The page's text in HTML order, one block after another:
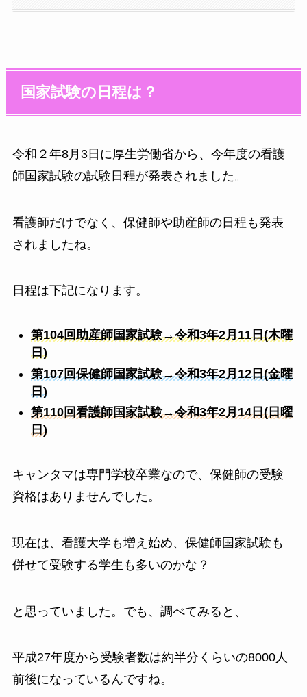
国家試験の日程は？
令和２年8月3日に厚生労働省から、今年度の看護
師国家試験の試験日程が発表されました。
看護師だけでなく、保健師や助産師の日程も発表
されましたね。
日程は下記になります。
第104回助産師国家試験→令和3年2月11日(木曜
日)
第107回保健師国家試験→令和3年2月12日(金曜
日)
第110回看護師国家試験→令和3年2月14日(日曜
日)
キャンタマは専門学校卒業なので、保健師の受験
資格はありませんでした。
現在は、看護大学も増え始め、保健師国家試験も
併せて受験する学生も多いのかな？
と思っていました。でも、調べてみると、
平成27年度から受験者数は約半分くらいの8000人
前後になっているんですね。